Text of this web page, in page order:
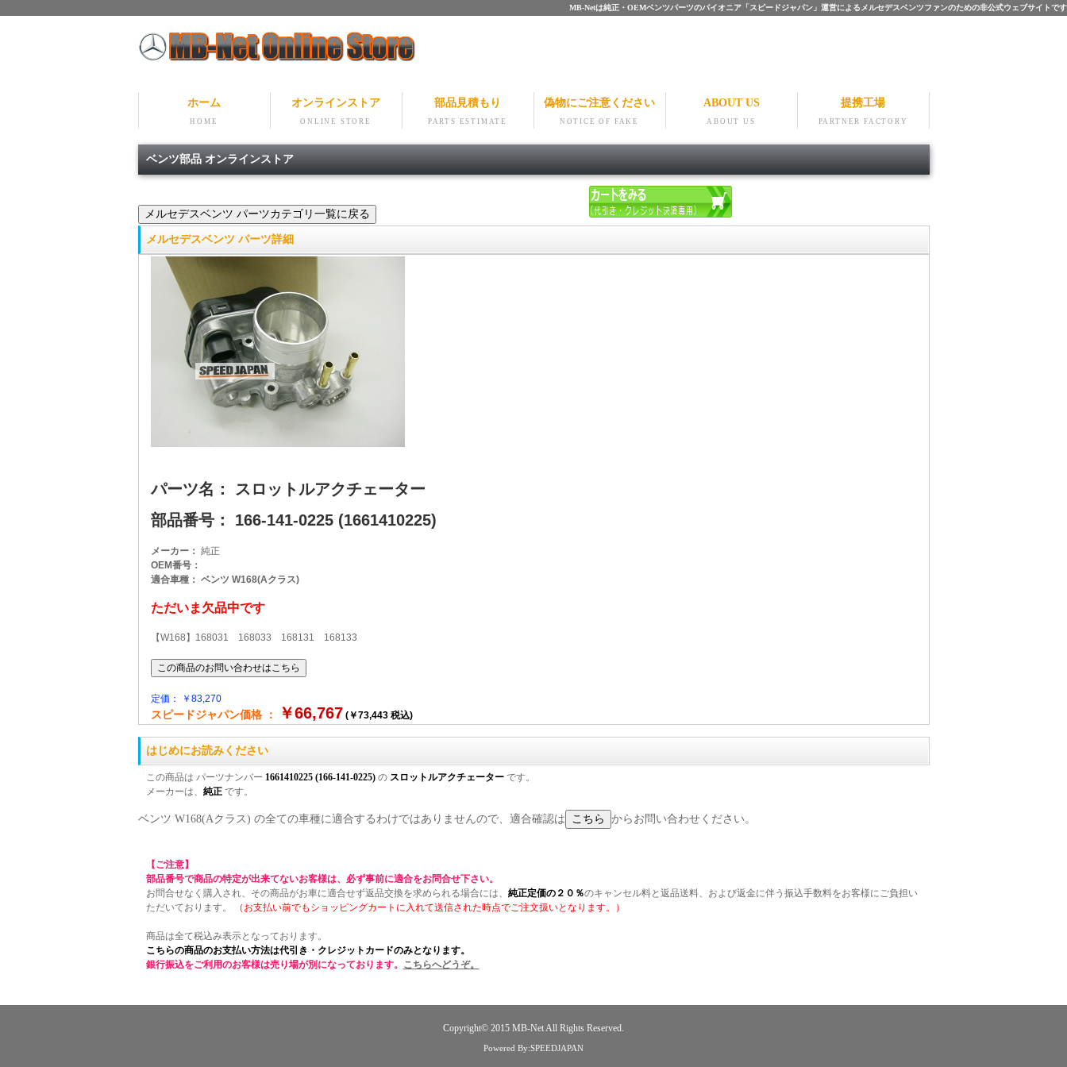
MB-Netは純正・OEMベンツパーツのパイオニア「スピードジャパン」運営によるメルセデスベンツファンのための非公式ウェブサイトです
ホーム
HOME
オンラインストア
ONLINE STORE
部品見積もり
PARTS ESTIMATE
偽物にご注意ください
NOTICE OF FAKE
ABOUT US
ABOUT US
提携工場
PARTNER FACTORY
ベンツ部品 オンラインストア
メルセデスベンツ パーツ詳細
パーツ名： スロットルアクチェーター
部品番号： 166-141-0225 (1661410225)
メーカー： 純正
OEM番号：
適合車種： ベンツ W168(Aクラス)
ただいま欠品中です
【W168】168031 168033 168131 168133
定価： ￥83,270
スピードジャパン価格 ： ￥66,767 (￥73,443 税込)
はじめにお読みください
この商品は パーツナンバー 1661410225 (166-141-0225)の スロットルアクチェーターです。
メーカーは、 純正です。
ベンツ W168(Aクラス) の全ての車種に適合するわけではありませんので、適合確認は からお問い合わせください。
【ご注意】
部品番号で商品の特定が出来てないお客様は、必ず事前に適合をお問合せ下さい。
お問合せなく購入され、その商品がお車に適合せず返品交換を求められる場合には、 純正定価の２０％のキャンセル料と返品送料、および返金に伴う振込手数料をお客様にご負担い
ただいております。
（お支払い前でもショッピングカートに入れて送信された時点でご注文扱いとなります。）
商品は全て税込み表示となっております。
こちらの商品のお支払い方法は代引き・クレジットカードのみとなります。
銀行振込をご利用のお客様は売り場が別になっております。 こちらへどうぞ。
Copyright© 2015 MB-NetAll Rights Reserved.
Powered By:SPEEDJAPAN